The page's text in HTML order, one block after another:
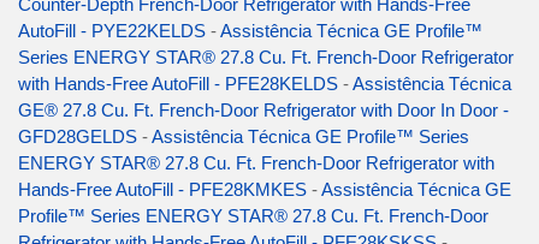
Counter-Depth French-Door Refrigerator with Hands-Free
AutoFill - PYE22KELDS -Assistência Técnica GE Profile™
Series ENERGY STAR® 27.8 Cu. Ft. French-Door Refrigerator
with Hands-Free AutoFill - PFE28KELDS -Assistência Técnica
GE® 27.8 Cu. Ft. French-Door Refrigerator with Door In Door -
GFD28GELDS -Assistência Técnica GE Profile™ Series
ENERGY STAR® 27.8 Cu. Ft. French-Door Refrigerator with
Hands-Free AutoFill - PFE28KMKES -Assistência Técnica GE
Profile™ Series ENERGY STAR® 27.8 Cu. Ft. French-Door